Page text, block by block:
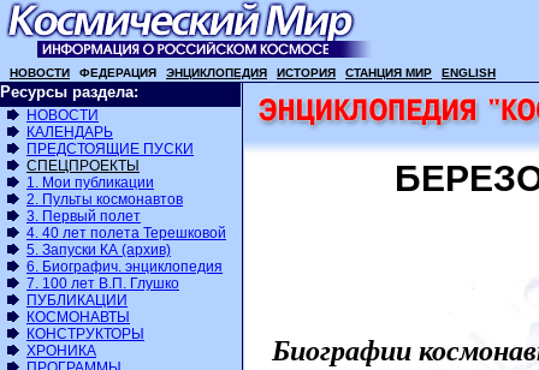
НОВОСТИ ФЕДЕРАЦИЯ ЭНЦИКЛОПЕДИЯ ИСТОРИЯ СТАНЦИЯ МИР ENGLISH
Ресурсы раздела:
НОВОСТИ
КАЛЕНДАРЬ
ПРЕДСТОЯЩИЕ ПУСКИ
СПЕЦПРОЕКТЫ
1. Мои публикации
2. Пульты космонавтов
3. Первый полет
4. 40 лет полета Терешковой
5. Запуски КА (архив)
6. Биографич. энциклопедия
7. 100 лет В.П. Глушко
ПУБЛИКАЦИИ
КОСМОНАВТЫ
КОНСТРУКТОРЫ
ХРОНИКА
Биографии